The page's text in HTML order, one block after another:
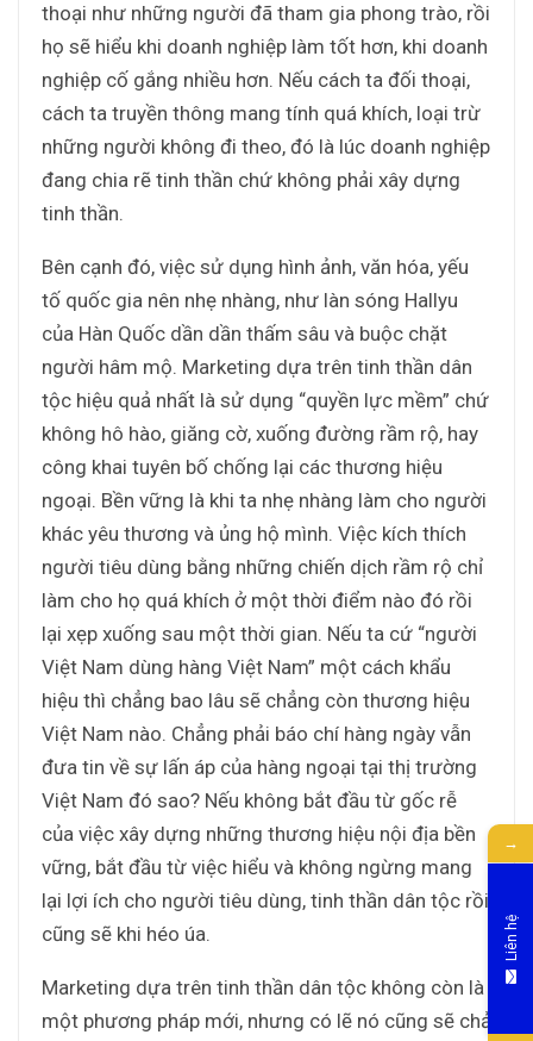
thoại như những người đã tham gia phong trào, rồi
họ sẽ hiểu khi doanh nghiệp làm tốt hơn, khi doanh
nghiệp cố gắng nhiều hơn. Nếu cách ta đối thoại,
cách ta truyền thông mang tính quá khích, loại trừ
những người không đi theo, đó là lúc doanh nghiệp
đang chia rẽ tinh thần chứ không phải xây dựng
tinh thần.
Bên cạnh đó, việc sử dụng hình ảnh, văn hóa, yếu
tố quốc gia nên nhẹ nhàng, như làn sóng Hallyu
của Hàn Quốc dần dần thấm sâu và buộc chặt
người hâm mộ. Marketing dựa trên tinh thần dân
tộc hiệu quả nhất là sử dụng “quyền lực mềm” chứ
không hô hào, giăng cờ, xuống đường rầm rộ, hay
công khai tuyên bố chống lại các thương hiệu
ngoại. Bền vững là khi ta nhẹ nhàng làm cho người
khác yêu thương và ủng hộ mình. Việc kích thích
người tiêu dùng bằng những chiến dịch rầm rộ chỉ
làm cho họ quá khích ở một thời điểm nào đó rồi
lại xẹp xuống sau một thời gian. Nếu ta cứ “người
Việt Nam dùng hàng Việt Nam” một cách khẩu
hiệu thì chẳng bao lâu sẽ chẳng còn thương hiệu
Việt Nam nào. Chẳng phải báo chí hàng ngày vẫn
đưa tin về sự lấn áp của hàng ngoại tại thị trường
Việt Nam đó sao? Nếu không bắt đầu từ gốc rễ
của việc xây dựng những thương hiệu nội địa bền
vững, bắt đầu từ việc hiểu và không ngừng mang
lại lợi ích cho người tiêu dùng, tinh thần dân tộc rồi
cũng sẽ khi héo úa.
Marketing dựa trên tinh thần dân tộc không còn là
một phương pháp mới, nhưng có lẽ nó cũng sẽ chả
→
Liên hệ